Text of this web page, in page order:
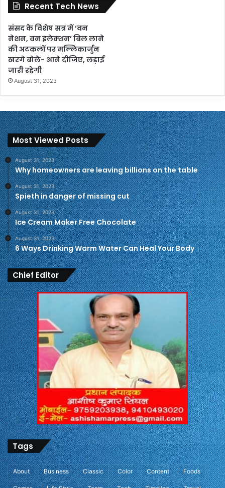
Recent Tech News
संसद के विशेष सत्र में ‘वन
नेशन, वन इलेक्शन’ बिल लाने
की अटकलों पर मल्लिकार्जुन
खरगे बोले- आने दीजिए, लड़ाई
जारी रहेगी
August 31, 2023
Most Viewed Posts
August 31, 2023
Why homeowners are leaving billions on the table
August 31, 2023
Spieth in danger of missing cut
August 31, 2023
Ice Cream Maker Free Chocolate
August 31, 2023
6 Ways Drinking Warm Water Can Heal Your Body
Chief Editor
Tags
About Business Classic Color Content Foods